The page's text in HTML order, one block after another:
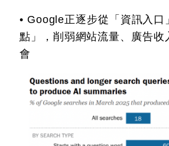
• Google正逐步從「資訊入口
點」，削弱網站流量、廣告收
會